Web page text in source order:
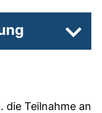
die Teilnahme an